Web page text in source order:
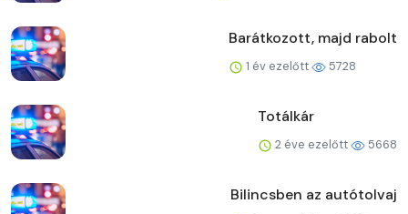
Barátkozott, majd rabolt
1 év ezelőtt 5728
Totálkár
2 éve ezelőtt 5668
Bilincsben az autótolvaj